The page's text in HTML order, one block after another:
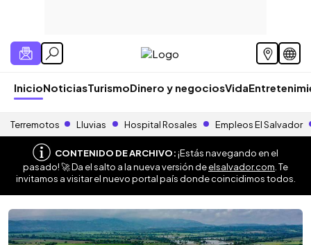
InicioNoticiasTurismoDinero y negociosVida
Terremotos Lluvias Hospital Rosales Empleos El Salvador
CONTENIDO DE ARCHIVO:¡Estás navegando en el
pasado! 🚀 Da el salto a la nueva versión deelsalvador.com . Te
invitamos a visitar el nuevo portal país donde coincidimos todos.